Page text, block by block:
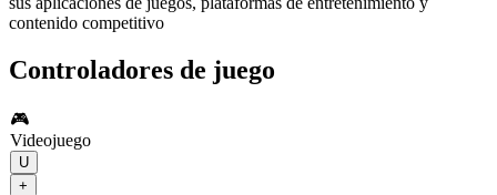
contenido competitivo
Controladores de juego
🎮
Videojuego
U
+